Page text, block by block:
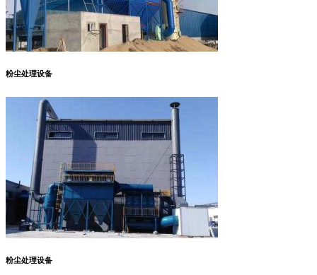
粉尘处理设备
粉尘处理设备